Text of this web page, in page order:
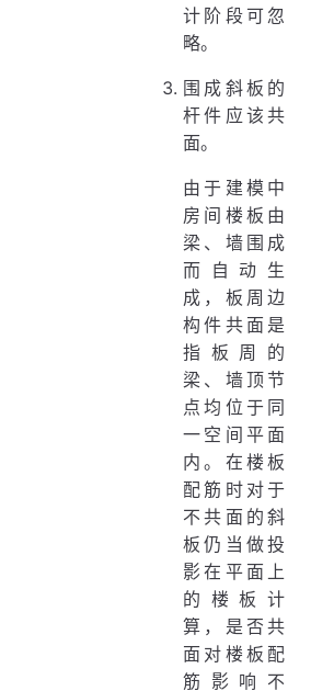
计阶段可忽
略。
围成斜板的
杆件应该共
面。
由于建模中
房间楼板由
梁、墙围成
而自动生
成，板周边
构件共面是
指板周的
梁、墙顶节
点均位于同
一空间平面
内。在楼板
配筋时对于
不共面的斜
板仍当做投
影在平面上
的楼板计
算，是否共
面对楼板配
筋影响不